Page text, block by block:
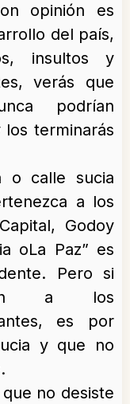
opinión es
del país,
insultos y
verás que
podrían
terminarás
o calle sucia
a los
Godoy
oLa Paz” es
Pero si
a los
es por
y que no
no desiste